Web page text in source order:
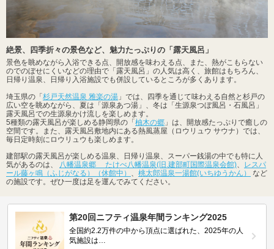
絶景、四季折々の景色など、魅力たっぷりの「露天風呂」
景色を眺めながら入浴できる点、開放感を味わえる点、また、熱がこもらない
のでのぼせにくいなどの理由で「露天風呂」の人気は高く、旅館はもちろん、
日帰り温泉、日帰り入浴施設でも併設しているところが多くあります。
埼玉県の「杉戸天然温泉 雅楽の湯 」では、四季を通じて味わえる自然と杉戸の
広い空を眺めながら、夏は「源泉あつ湯」、冬は「生源泉つぼ風呂・石風呂」
露天風呂での生源泉かけ流しを楽しめます。
5種類の露天風呂が楽しめる静岡県の「柚木の郷 」は、開放感たっぷりで癒しの
空間です。また、露天風呂敷地内にある熱風蒸屋（ロウリュウ サウナ）では、
毎日定時刻にロウリュウも楽しめます。
建部駅の露天風呂が楽しめる温泉、日帰り温泉、スーパー銭湯の中でも特に人
気があるのは、 八幡温泉郷 たけべ八幡温泉(旧.建部町国際温泉会館)、 レスパ
ール藤ヶ鳴（ふじがなる）（休館中） 、 桃太郎温泉一湯館(いちゆうかん）
など
の施設です。ぜひ一度は足を運んでみてください。
第20回ニフティ温泉年間ランキング2025
全国約2.2万件の中から頂点に選ばれた、2025年の人
気施設は…